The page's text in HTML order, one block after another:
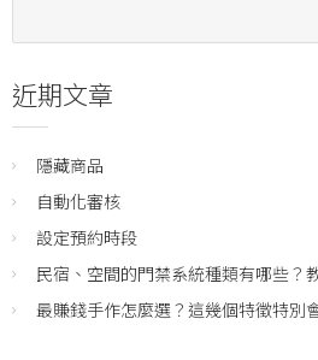
近期文章
隱藏商品
自動化審核
設定預約時段
民宿、空間的門禁系統種類有哪些？
最賺錢手作怎麼選？這幾個特徵特別